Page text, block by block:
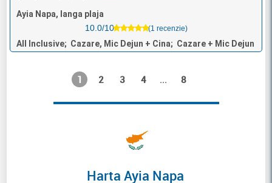
Ayia Napa, langa plaja
10.0/10
(1 recenzie)
All Inclusive; Cazare, Mic Dejun + Cina; Cazare + Mic Dejun
1 2 3 4 ... 8
Harta Ayia Napa